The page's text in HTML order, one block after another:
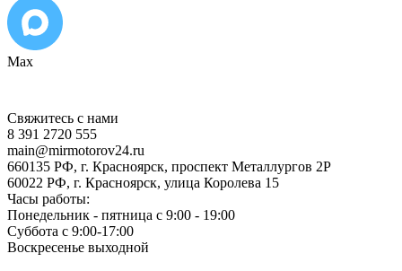
Max
Свяжитесь с нами
8 391 2720 555
main@mirmotorov24.ru
660135 РФ, г. Красноярск, проспект Металлургов 2Р
60022 РФ, г. Красноярск, улица Королева 15
Часы работы:
Понедельник - пятница с 9:00 - 19:00
Суббота с 9:00-17:00
Воскресенье выходной